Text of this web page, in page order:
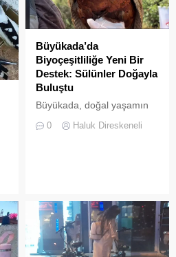
Büyükada’da
Biyoçeşitliliğe Yeni Bir
Destek: Sülünler Doğayla
Buluştu
Büyükada, doğal yaşamın
korunması ve biyolojik
çeşitliliğin
Koruma ve Milli Parklar
(DKMP) Genel Müdürlüğü
tarafından Polonezköy
Sülün Üretim İstasyonu’nda
0 Haluk Direskeneli